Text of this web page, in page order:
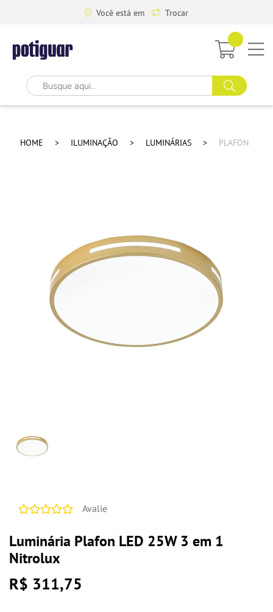
Você está em Trocar
HOME ILUMINAÇÃO LUMINÁRIAS PLAFON
Avalie
Luminária Plafon LED 25W 3 em 1
Nitrolux
R$ 311,75